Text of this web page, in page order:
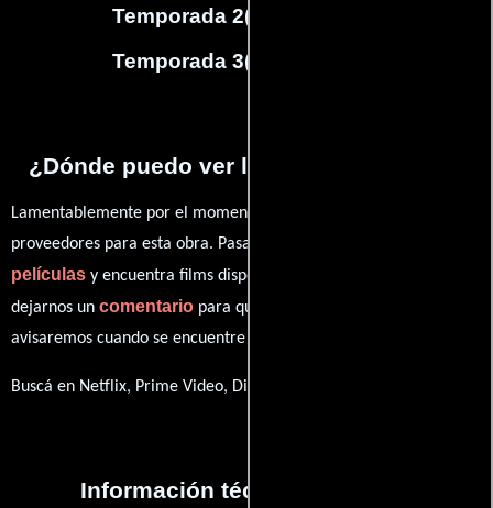
Temporada 2(
Temporada 3(
¿Dónde puedo ver la series Miénteme?
Lamentablemente por el momento no contamos con enlaces a
proveedores para esta obra. Pasa por nuestro catálogo de
películas y encuentra films disponibles. También puedes
dejarnos un comentario para que le demos prioridad y te
avisaremos cuando se encuentre disponible
Buscá en Netflix, Prime Video, Disney+
Información técnica y general